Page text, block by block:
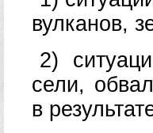
вулканов,
2)
сели,
в